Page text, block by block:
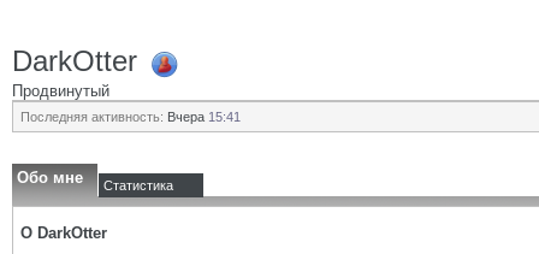
DarkOtter
Продвинутый
Последняя активность: Вчера 15:41
Обо мне Статистика
О DarkOtter